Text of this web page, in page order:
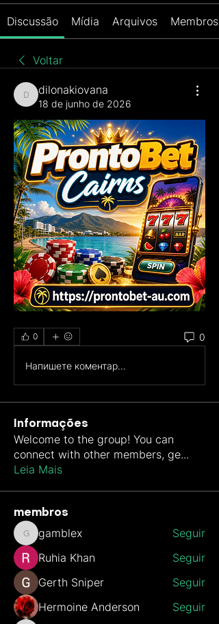
Discussão Mídia Arquivos Membros
Voltar
dilonakiovana
dilonakiovana
18 de junho de 2026
0 0
Напишете коментар...
Informações
Welcome to the group! You can
connect with other members, ge...
Leia Mais
membros
gamblex
gamblex
Seguir
Ruhia Khan
Seguir
Gerth Sniper
Seguir
Hermoine Anderson
Seguir